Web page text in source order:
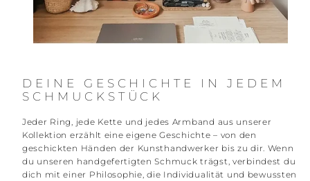
DEINE GESCHICHTE IN JEDEM
SCHMUCKSTÜCK
Jeder Ring, jede Kette und jedes Armband aus unserer
Kollektion erzählt eine eigene Geschichte – von den
geschickten Händen der Kunsthandwerker bis zu dir. Wenn
du unseren handgefertigten Schmuck trägst, verbindest du
dich mit einer Philosophie, die Individualität und bewussten